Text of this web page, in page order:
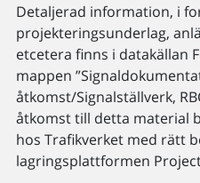
Detaljerad information, i
projekteringsunderlag,
etcetera finns i datakällan
mappen
åtkomst/Signalställverk,
åtkomst till detta material
hos Trafikverket med rätt
lagringsplattformen